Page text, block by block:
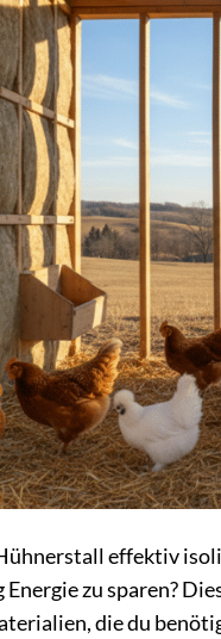
effektiv
zu sparen?
die du